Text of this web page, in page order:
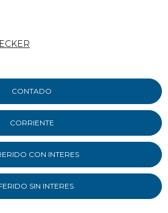
CONTADO
CORRIENTE
CON INTERES
SIN INTERES